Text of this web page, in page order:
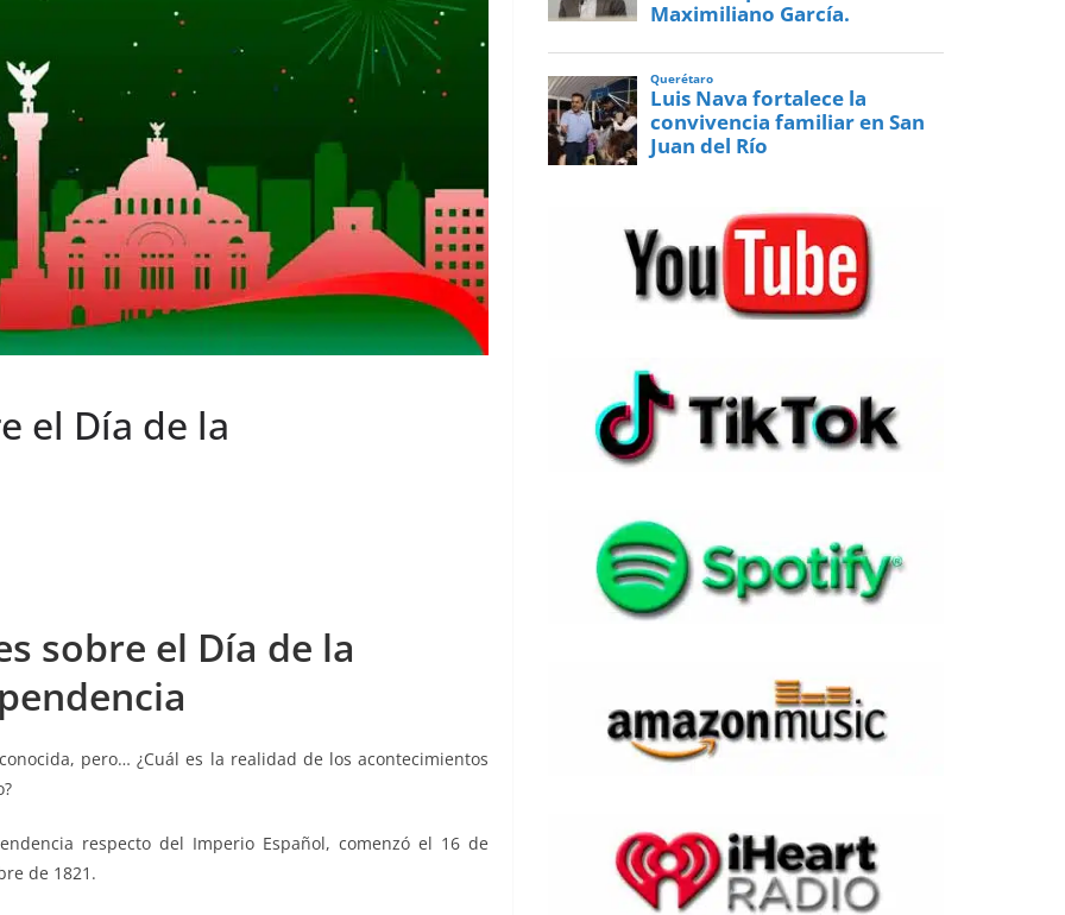
el Día de la
sobre el Día de la
pero… ¿Cuál es la realidad de los acontecimientos
respecto del Imperio Español, comenzó el 16 de
de 1821.